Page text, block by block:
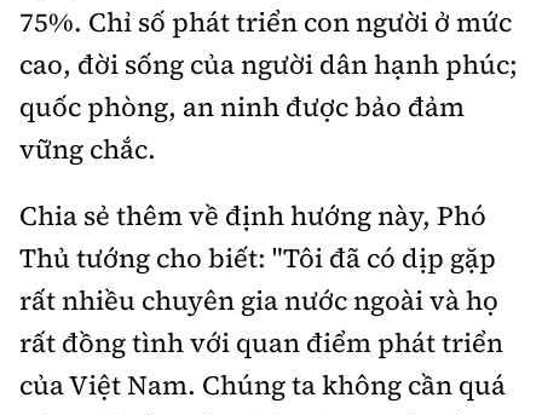
75%. Chỉ số phát triển con người ở mức
cao, đời sống của người dân hạnh phúc;
quốc phòng, an ninh được bảo đảm
vững chắc.
Chia sẻ thêm về định hướng này, Phó
Thủ tướng cho biết: "Tôi đã có dịp gặp
rất nhiều chuyên gia nước ngoài và họ
rất đồng tình với quan điểm phát triển
của Việt Nam. Chúng ta không cần quá